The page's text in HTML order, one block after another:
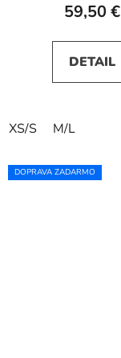
59,50 €
DETAIL
XS/S M/L
DOPRAVA ZADARMO